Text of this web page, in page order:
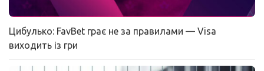
Цибулько: FavBet грає не за правилами — Visa
виходить із гри